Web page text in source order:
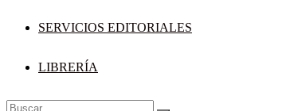
SERVICIOS EDITORIALES
LIBRERÍA